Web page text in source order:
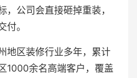
公司会直接砸掉重装，
。
地区装修行业多年，累计
1000余名高端客户，覆盖